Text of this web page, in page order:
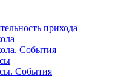
прихода
События
События